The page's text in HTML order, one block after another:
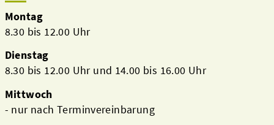
Montag
8.30 bis 12.00 Uhr
Dienstag
8.30 bis 12.00 Uhr und 14.00 bis 16.00 Uhr
Mittwoch
- nur nach Terminvereinbarung